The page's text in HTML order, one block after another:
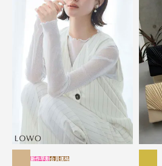
新作早割会員価格